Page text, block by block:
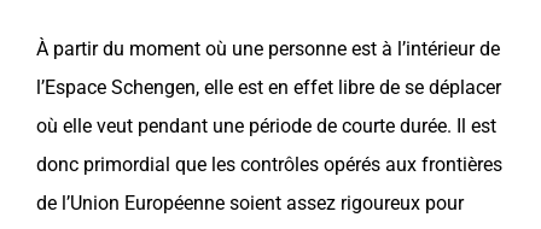
À partir du moment où une personne est à l’intérieur de
l’Espace Schengen, elle est en effet libre de se déplacer
où elle veut pendant une période de courte durée. Il est
donc primordial que les contrôles opérés aux frontières
de l’Union Européenne soient assez rigoureux pour